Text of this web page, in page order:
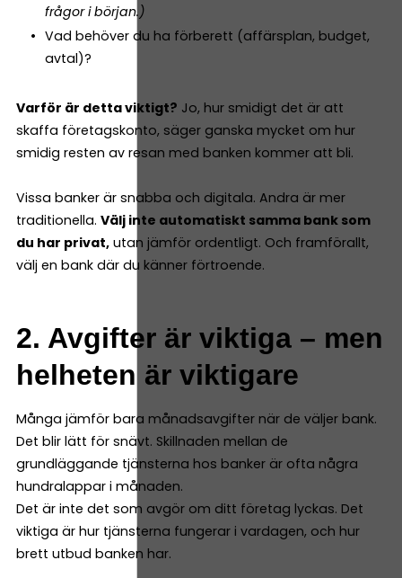
frågor i början.)
Vad behöver du ha förberett (affärsplan, budget,
avtal)?
Varför är detta viktigt? Jo, hur smidigt det är att
skaffa företagskonto, säger ganska mycket om hur
smidig resten av resan med banken kommer att bli.
Vissa banker är snabba och digitala. Andra är mer
traditionella. Välj inte automatiskt samma bank som
du har privat, utan jämför ordentligt. Och framförallt,
välj en bank där du känner förtroende.
2. Avgifter är viktiga – men
helheten är viktigare
Många jämför bara månadsavgifter när de väljer bank.
Det blir lätt för snävt. Skillnaden mellan de
grundläggande tjänsterna hos banker är ofta några
hundralappar i månaden.
Det är inte det som avgör om ditt företag lyckas. Det
viktiga är hur tjänsterna fungerar i vardagen, och hur
brett utbud banken har.